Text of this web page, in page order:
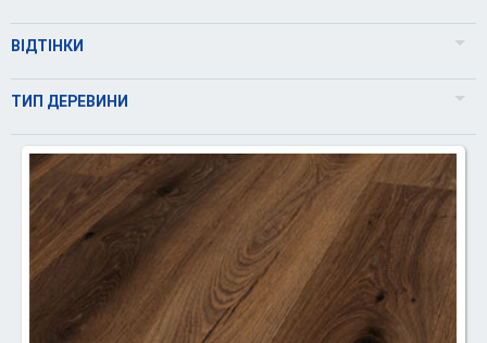
Ні
2
ВІДТІНКИ
Бежевий
Натуральний
Коричневий
Світлий
Темний
ТИП ДЕРЕВИНИ
Дуб
Ясен
В’яз
Екзотичні